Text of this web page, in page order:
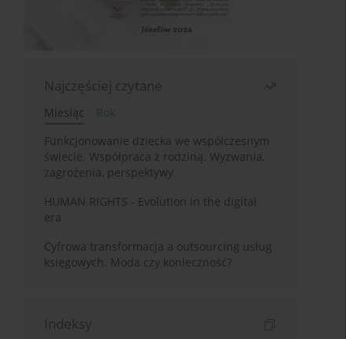
Najczęściej czytane
Miesiąc
Rok
Funkcjonowanie dziecka we współczesnym
świecie. Współpraca z rodziną. Wyzwania,
zagrożenia, perspektywy
HUMAN RIGHTS - Evolution in the digital
era
Cyfrowa transformacja a outsourcing usług
księgowych. Moda czy konieczność?
Indeksy